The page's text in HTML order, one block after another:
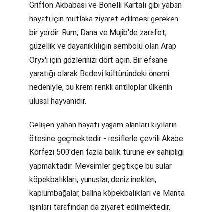
Griffon Akbabası ve Bonelli Kartalı gibi yaban
hayatı için mutlaka ziyaret edilmesi gereken
bir yerdir. Rum, Dana ve Mujib'de zarafet,
güzellik ve dayanıklılığın sembolü olan Arap
Oryx'i için gözlerinizi dört açın. Bir efsane
yaratığı olarak Bedevi kültüründeki önemi
nedeniyle, bu krem renkli antiloplar ülkenin
ulusal hayvanıdır.
Gelişen yaban hayatı yaşam alanları kıyıların
ötesine geçmektedir - resiflerle çevrili Akabe
Körfezi 500'den fazla balık türüne ev sahipliği
yapmaktadır. Mevsimler geçtikçe bu sular
köpekbalıkları, yunuslar, deniz inekleri,
kaplumbağalar, balina köpekbalıkları ve Manta
ışınları tarafından da ziyaret edilmektedir.